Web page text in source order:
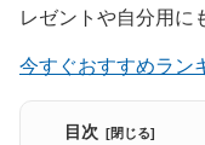
レゼントや自分用に
今すぐおすすめラン
目次